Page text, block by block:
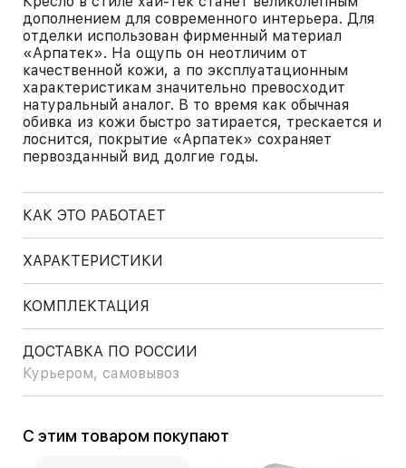
дополнением для современного интерьера. Для
отделки использован фирменный материал
«Арпатек». На ощупь он неотличим от
качественной кожи, а по эксплуатационным
характеристикам значительно превосходит
натуральный аналог. В то время как обычная
обивка из кожи быстро затирается, трескается и
лоснится, покрытие «Арпатек» сохраняет
первозданный вид долгие годы.
КАК ЭТО РАБОТАЕТ
ХАРАКТЕРИСТИКИ
КОМПЛЕКТАЦИЯ
ДОСТАВКА ПО РОССИИ
Курьером, самовывоз
С этим товаром покупают